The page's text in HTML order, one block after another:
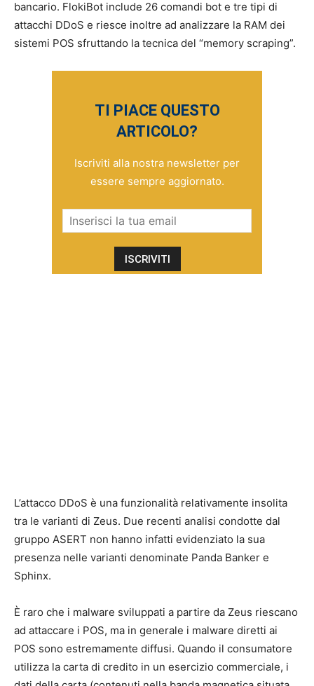
bancario. FlokiBot include 26 comandi bot e tre tipi di
attacchi DDoS e riesce inoltre ad analizzare la RAM dei
sistemi POS sfruttando la tecnica del “memory scraping”.
TI PIACE QUESTO
ARTICOLO?
Iscriviti alla nostra newsletter per
essere sempre aggiornato.
L’attacco DDoS è una funzionalità relativamente insolita
tra le varianti di Zeus. Due recenti analisi condotte dal
gruppo ASERT non hanno infatti evidenziato la sua
presenza nelle varianti denominate Panda Banker e
Sphinx.
È raro che i malware sviluppati a partire da Zeus riescano
ad attaccare i POS, ma in generale i malware diretti ai
POS sono estremamente diffusi. Quando il consumatore
utilizza la carta di credito in un esercizio commerciale, i